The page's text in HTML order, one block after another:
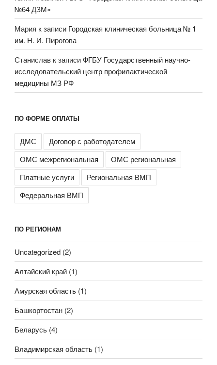
№64 ДЗМ»
Мария к записи Городская клиническая больница № 1
им. Н. И. Пирогова
Станислав к записиФГБУ Государственный научно-
исследовательский центр профилактической
медицины МЗ РФ
ПО ФОРМЕ ОПЛАТЫ
ДМС
Договор с работодателем
ОМС межрегиональная
ОМС региональная
Платные услуги
Региональная ВМП
Федеральная ВМП
ПО РЕГИОНАМ
Uncategorized (2)
Алтайский край (1)
Амурская область (1)
Башкортостан (2)
Беларусь (4)
Владимирская область (1)